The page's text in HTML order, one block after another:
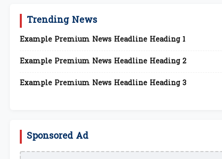
Trending News
Example Premium News Headline Heading 1
Example Premium News Headline Heading 2
Example Premium News Headline Heading 3
Sponsored Ad